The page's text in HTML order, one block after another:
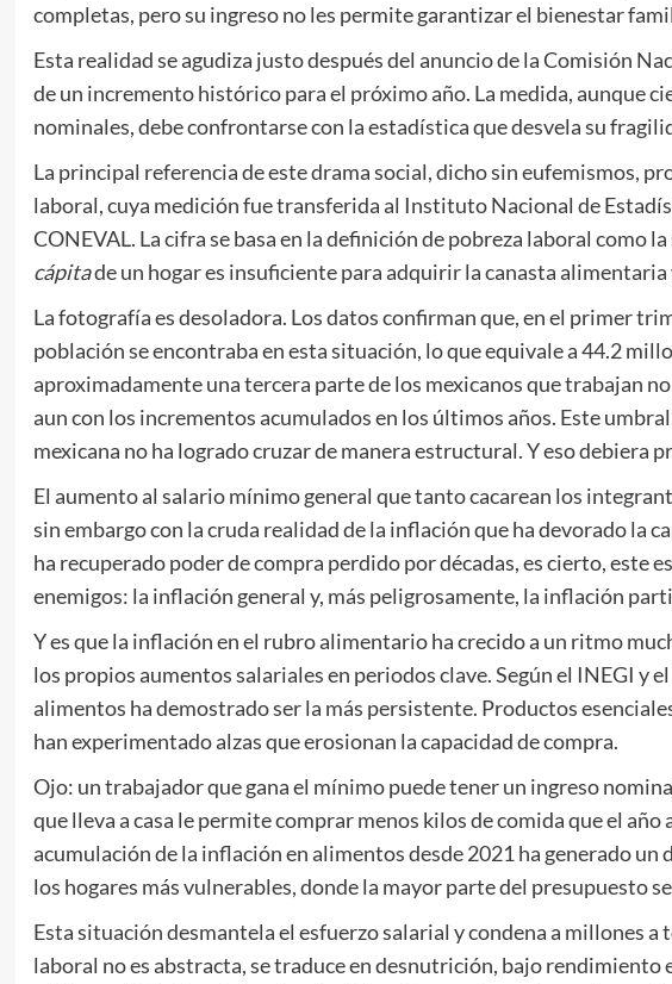
completas, pero su ingreso no les permite garantizar el bienestar
Esta realidad se agudiza justo después del anuncio de la Comisión
de un incremento histórico para el próximo año. La medida, aunque
nominales, debe confrontarse con la estadística que desvela su
La principal referencia de este drama social, dicho sin eufemismos,
laboral, cuya medición fue transferida al Instituto Nacional de
CONEVAL. La cifra se basa en la definición de pobreza laboral como
cápitade un hogar es insuficiente para adquirir la canasta
La fotografía es desoladora. Los datos confirman que, en el primer
población se encontraba en esta situación, lo que equivale a 44.2
aproximadamente una tercera parte de los mexicanos que trabajan
aun con los incrementos acumulados en los últimos años. Este
mexicana no ha logrado cruzar de manera estructural. Y eso debiera
El aumento al salario mínimo general que tanto cacarean los
sin embargo con la cruda realidad de la inflación que ha devorado la
ha recuperado poder de compra perdido por décadas, es cierto, este
enemigos: la inflación general y, más peligrosamente, la inflación
Y es que la inflación en el rubro alimentario ha crecido a un ritmo
los propios aumentos salariales en periodos clave. Según el INEGI y
alimentos ha demostrado ser la más persistente. Productos
han experimentado alzas que erosionan la capacidad de compra.
Ojo: un trabajador que gana el mínimo puede tener un ingreso
que lleva a casa le permite comprar menos kilos de comida que el
acumulación de la inflación en alimentos desde 2021 ha generado un
los hogares más vulnerables, donde la mayor parte del presupuesto
Esta situación desmantela el esfuerzo salarial y condena a millones
laboral no es abstracta, se traduce en desnutrición, bajo rendimiento